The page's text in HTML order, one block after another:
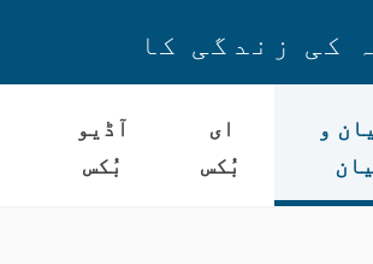
کی زندگی کا
و
ای
بُکس
آڈیو
بُکس